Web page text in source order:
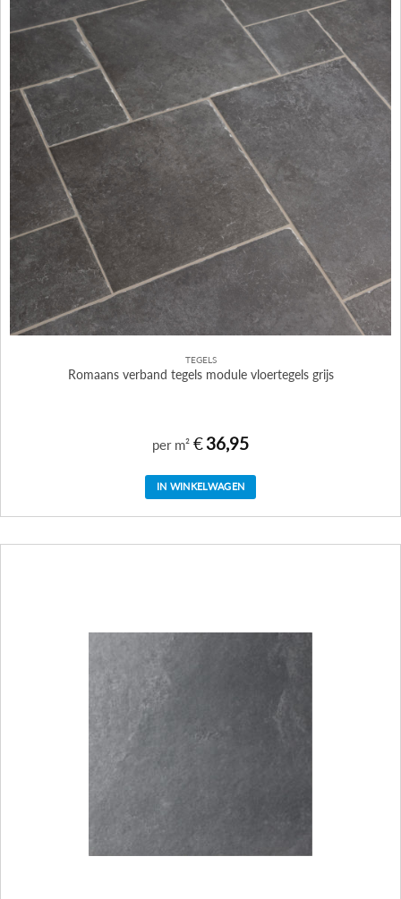
TEGELS
Romaans verband tegels module vloertegels grijs
per m² €36,95
IN WINKELWAGEN